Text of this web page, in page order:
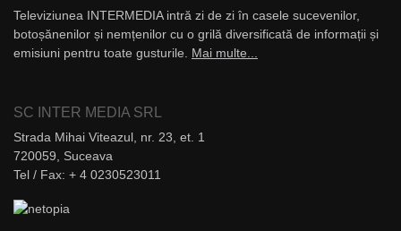
Televiziunea INTERMEDIA intră zi de zi în casele sucevenilor,
botoșănenilor și nemțenilor cu o grilă diversificată de informații și
emisiuni pentru toate gusturile. Mai multe...
SC INTER MEDIA SRL
Strada Mihai Viteazul, nr. 23, et. 1
720059, Suceava
Tel / Fax: + 4 0230523011